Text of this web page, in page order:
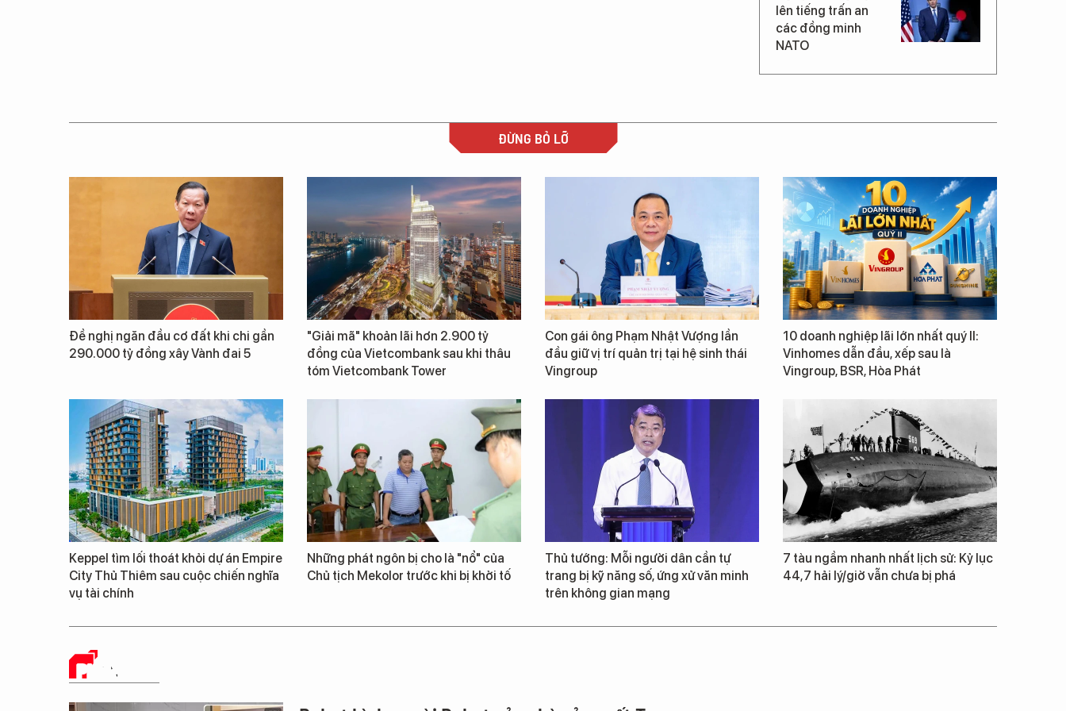
lên tiếng trấn an
các đồng minh
NATO
ĐỪNG BỎ LỠ
Đề nghị ngăn đầu cơ đất khi chi gần
290.000 tỷ đồng xây Vành đai 5
"Giải mã" khoản lãi hơn 2.900 tỷ
đồng của Vietcombank sau khi thâu
tóm Vietcombank Tower
Con gái ông Phạm Nhật Vượng lần
đầu giữ vị trí quản trị tại hệ sinh thái
Vingroup
10 doanh nghiệp lãi lớn nhất quý II:
Vinhomes dẫn đầu, xếp sau là
Vingroup, BSR, Hòa Phát
Keppel tìm lối thoát khỏi dự án Empire
City Thủ Thiêm sau cuộc chiến nghĩa
vụ tài chính
Những phát ngôn bị cho là "nổ" của
Chủ tịch Mekolor trước khi bị khởi tố
Thủ tướng: Mỗi người dân cần tự
trang bị kỹ năng số, ứng xử văn minh
trên không gian mạng
7 tàu ngầm nhanh nhất lịch sử: Kỷ lục
44,7 hải lý/giờ vẫn chưa bị phá
PHÂN TÍCH